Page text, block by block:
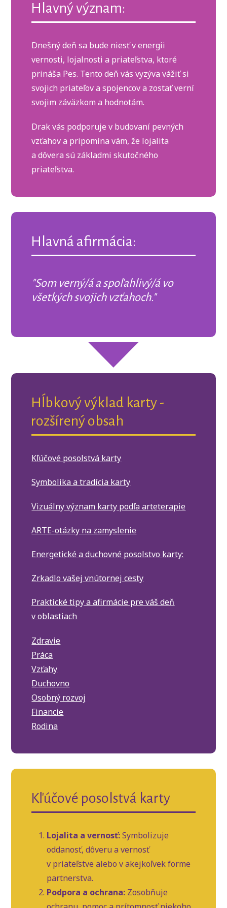
Hlavný význam:
Dnešný deň sa bude niesť v energii
vernosti, lojalnosti a priateľstva, ktoré
prináša Pes. Tento deň vás vyzýva vážiť si
svojich priateľov a spojencov a zostať verní
svojim záväzkom a hodnotám.
Drak vás podporuje v budovaní pevných
vzťahov a pripomína vám, že lojalita
a dôvera sú základmi skutočného
priateľstva.
Hlavná afirmácia:
"Som verný/á a spoľahlivý/á vo
všetkých svojich vzťahoch."
Hĺbkový výklad karty -
rozšírený obsah
Kľúčové posolstvá karty
Symbolika a tradícia karty
Vizuálny význam karty podľa arteterapie
ARTE-otázky na zamyslenie
Energetické a duchovné posolstvo karty:
Zrkadlo vašej vnútornej cesty
Praktické tipy a afirmácie pre váš deň
v oblastiach
Zdravie
Práca
Vzťahy
Duchovno
Osobný rozvoj
Financie
Rodina
Kľúčové posolstvá karty
Lojalita a vernosť:Symbolizuje
oddanosť, dôveru a vernosť
v priateľstve alebo v akejkoľvek forme
partnerstva.
Podpora a ochrana: Zosobňuje